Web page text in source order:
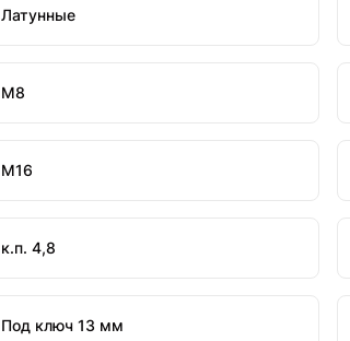
Латунные
М8
М16
к.п. 4,8
Под ключ 13 мм